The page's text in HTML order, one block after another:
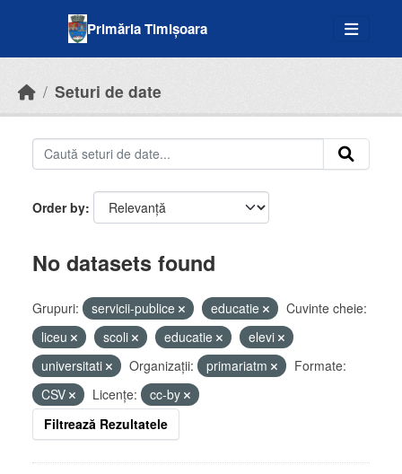
Primăria Timișoara
Seturi de date
Order by
No datasets found
Grupuri: servicii-publice educatie
Cuvinte cheie:
liceu
scoli educatie
elevi
universitati
Organizații: primariatm
Formate:
CSV
Licenţe:
cc-by
Filtrează Rezultatele